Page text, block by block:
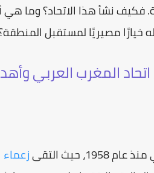
فكيف نشأ هذا الاتحاد؟ وما
خيارًا مصيريًا لمستقبل
حيث التقى